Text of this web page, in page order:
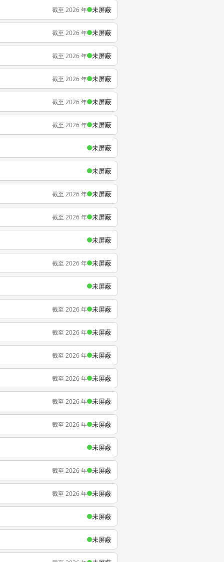
截至 2026 年 未屏蔽
截至 2026 年 未屏蔽
截至 2026 年 未屏蔽
截至 2026 年 未屏蔽
截至 2026 年 未屏蔽
截至 2026 年 未屏蔽
未屏蔽
未屏蔽
截至 2026 年 未屏蔽
截至 2026 年 未屏蔽
未屏蔽
截至 2026 年 未屏蔽
未屏蔽
截至 2026 年 未屏蔽
截至 2026 年 未屏蔽
截至 2026 年 未屏蔽
截至 2026 年 未屏蔽
截至 2026 年 未屏蔽
截至 2026 年 未屏蔽
未屏蔽
截至 2026 年 未屏蔽
截至 2026 年 未屏蔽
未屏蔽
未屏蔽